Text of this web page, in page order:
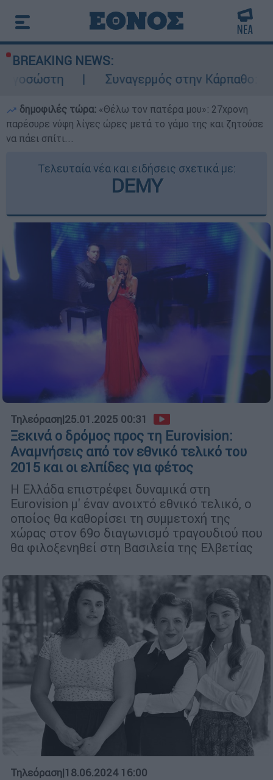
BREAKING NEWS:
Συναγερμός στην Κάρπαθο: Βρέθηκαν
δημοφιλές τώρα: «Θέλω τον πατέρα μου»: 27χρονη
παρέσυρε νύφη λίγες ώρες μετά το γάμο της και ζητούσε
να πάει σπίτι...
Τελευταία νέα και ειδήσεις σχετικά με:
DEMY
Τηλεόραση|25.01.2025 00:31
Ξεκινά ο δρόμος προς τη Eurovision:
Αναμνήσεις από τον εθνικό τελικό του
2015 και οι ελπίδες για φέτος
Η Ελλάδα επιστρέφει δυναμικά στη
Eurovision μ' έναν ανοιχτό εθνικό τελικό, ο
οποίος θα καθορίσει τη συμμετοχή της
χώρας στον 69ο διαγωνισμό τραγουδιού που
θα φιλοξενηθεί στη Βασιλεία της Ελβετίας
Τηλεόραση|18.06.2024 16:00